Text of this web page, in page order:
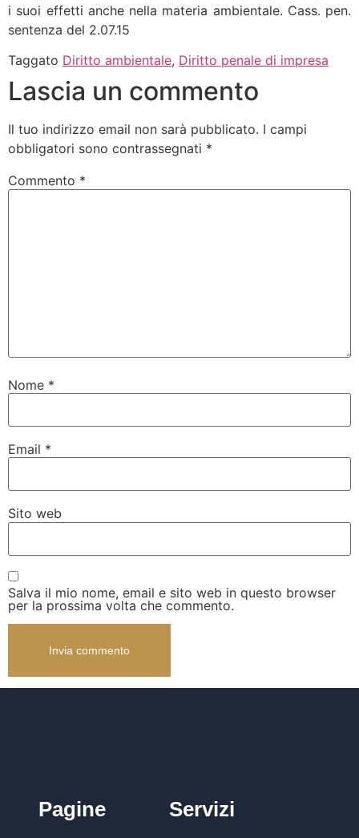
i suoi effetti anche nella materia ambientale. Cass. pen.
sentenza del 2.07.15
Taggato Diritto ambientale, Diritto penale di impresa
Lascia un commento
Il tuo indirizzo email non sarà pubblicato. I campi
obbligatori sono contrassegnati *
Commento *
Nome *
Email *
Sito web
Salva il mio nome, email e sito web in questo browser
per la prossima volta che commento.
Pagine Servizi